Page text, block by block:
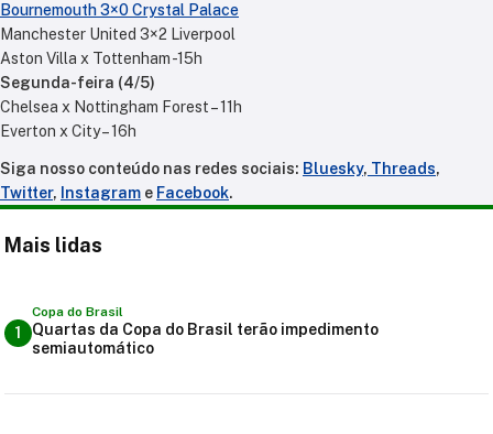
Bournemouth 3×0 Crystal Palace
Manchester United 3×2 Liverpool
Aston Villa x Tottenham -15h
Segunda-feira (4/5)
Chelsea x Nottingham Forest – 11h
Everton x City – 16h
Siga nosso conteúdo nas redes sociais: Bluesky, Threads,
Twitter, Instagram e Facebook.
Mais lidas
1
Copa do Brasil
Quartas da Copa do Brasil terão impedimento
semiautomático